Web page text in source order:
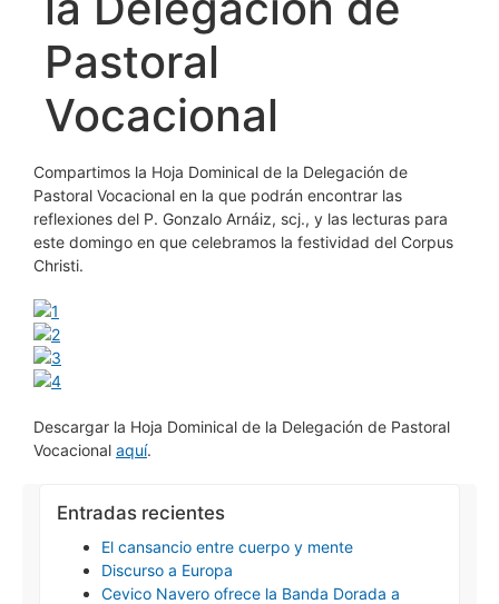
Pastoral
Vocacional
Compartimos la Hoja Dominical de la Delegación de
Pastoral Vocacional en la que podrán encontrar las
reflexiones del P. Gonzalo Arnáiz, scj., y las lecturas para
este domingo en que celebramos la festividad del Corpus
Christi.
Descargar la Hoja Dominical de la Delegación de Pastoral
Vocacional aquí.
Entradas recientes
El cansancio entre cuerpo y mente
Discurso a Europa
Cevico Navero ofrece la Banda Dorada a